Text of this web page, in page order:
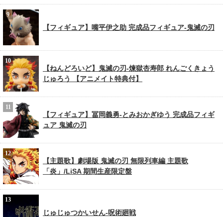
【フィギュア】嘴平伊之助 完成品フィギュア-鬼滅の刃
【ねんどろいど】鬼滅の刃-煉獄杏寿郎 れんごくきょう
じゅろう 【アニメイト特典付】
【フィギュア】冨岡義勇-とみおかぎゆう 完成品フィギ
ュア 鬼滅の刃
【主題歌】劇場版 鬼滅の刃 無限列車編 主題歌
「炎」/LiSA 期間生産限定盤
じゅじゅつかいせん-呪術廻戦